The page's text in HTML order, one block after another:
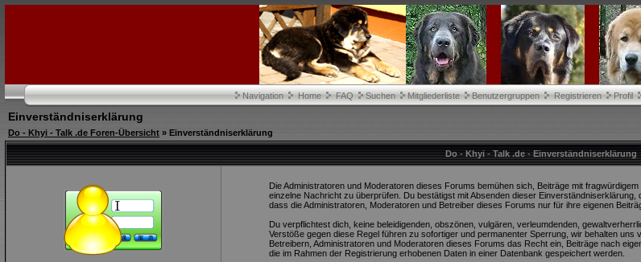
Navigation Home FAQ Suchen Mitgliederliste Benutzergruppen Registrieren Profil
Einverständniserklärung
Do - Khyi - Talk .de Foren-Übersicht » Einverständniserklärung
Do - Khyi - Talk .de - Einverständniserklärung
Die Administratoren und Moderatoren dieses Forums bemühen sich, Beiträge mit
einzelne Nachricht zu überprüfen. Du bestätigst mit Absenden dieser
dass die Administratoren, Moderatoren und Betreiber dieses Forums nur für ihre eigenen
Du verpflichtest dich, keine beleidigenden, obszönen, vulgären, verleumdenden,
Verstöße gegen diese Regel führen zu sofortiger und permanenter Sperrung, wir behalten
Betreibern, Administratoren und Moderatoren dieses Forums das Recht ein, Beiträge nach
die im Rahmen der Registrierung erhobenen Daten in einer Datenbank gespeichert werden.